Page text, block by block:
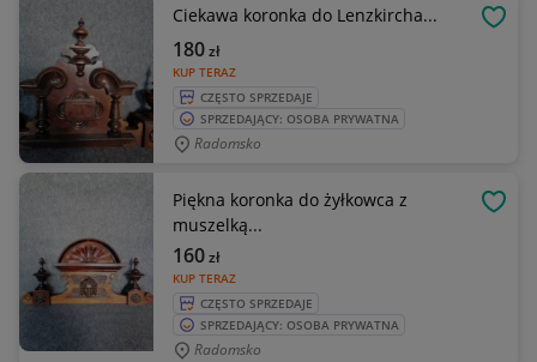
Ciekawa koronka do Lenzkircha...
KUP TERAZ
180zł
CZĘSTO SPRZEDAJE
SPRZEDAJĄCY: OSOBA PRYWATNA
Radomsko
Piękna koronka do żyłkowca z
muszelką...
KUP TERAZ
160zł
CZĘSTO SPRZEDAJE
SPRZEDAJĄCY: OSOBA PRYWATNA
Radomsko